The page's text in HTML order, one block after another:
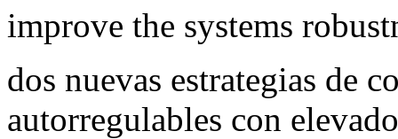
improve the systems
dos nuevas estrategias de
autorregulables con